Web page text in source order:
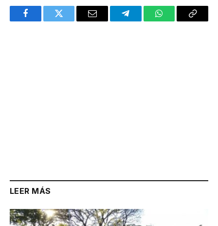
FacebookTwitter Email TelegramWhatsAppCopy
LEER MÁS